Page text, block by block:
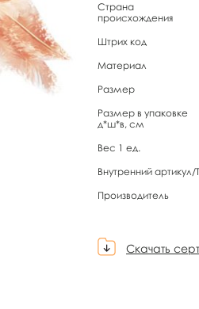
Страна
происхождения
Штрих код
Материал
Размер
Размер в упаковке
д*ш*в, см
Вес 1 ед.
Внутренний артикул/
Производитель
Скачать